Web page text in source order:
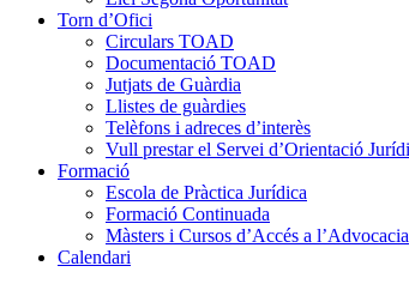
Torn d’Ofici
Circulars TOAD
Documentació TOAD
Jutjats de Guàrdia
Llistes de guàrdies
Telèfons i adreces d’interès
Vull prestar el Servei d’Orientació
Formació
Escola de Pràctica Jurídica
Formació Continuada
Màsters i Cursos d’Accés a l’Advocacia
Calendari